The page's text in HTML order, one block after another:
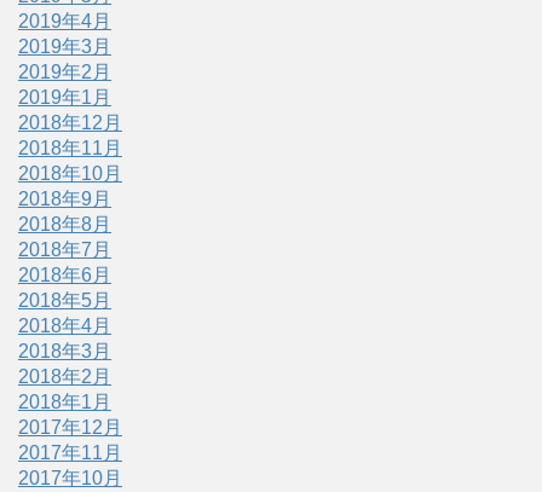
2019年4月
2019年3月
2019年2月
2019年1月
2018年12月
2018年11月
2018年10月
2018年9月
2018年8月
2018年7月
2018年6月
2018年5月
2018年4月
2018年3月
2018年2月
2018年1月
2017年12月
2017年11月
2017年10月